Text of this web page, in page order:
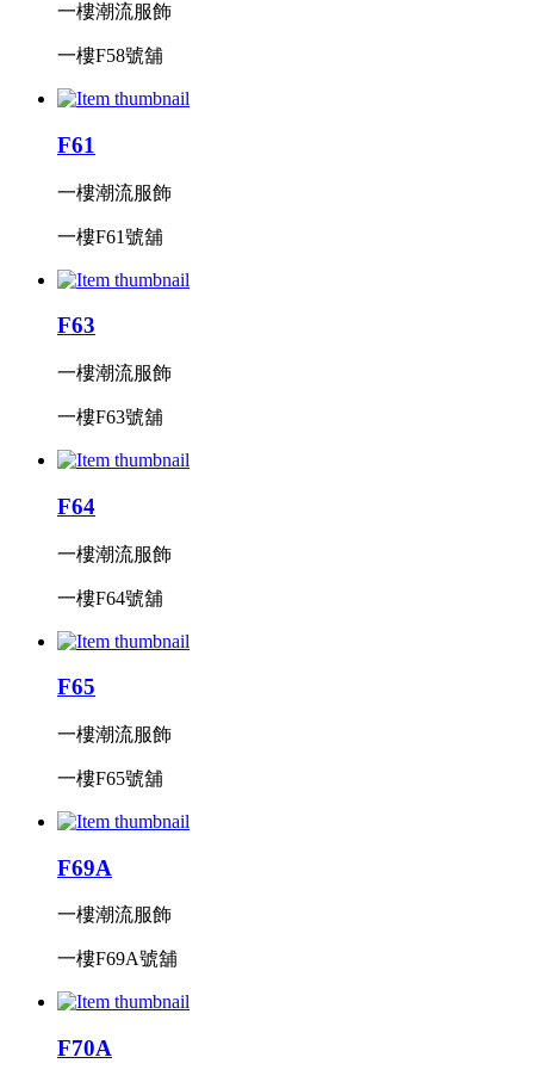
一樓潮流服飾
一樓F58號舖
F61
一樓潮流服飾
一樓F61號舖
F63
一樓潮流服飾
一樓F63號舖
F64
一樓潮流服飾
一樓F64號舖
F65
一樓潮流服飾
一樓F65號舖
F69A
一樓潮流服飾
一樓F69A號舖
F70A